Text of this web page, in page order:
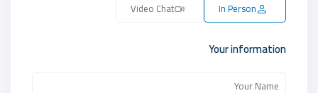
In Person
Video Chat
Your information